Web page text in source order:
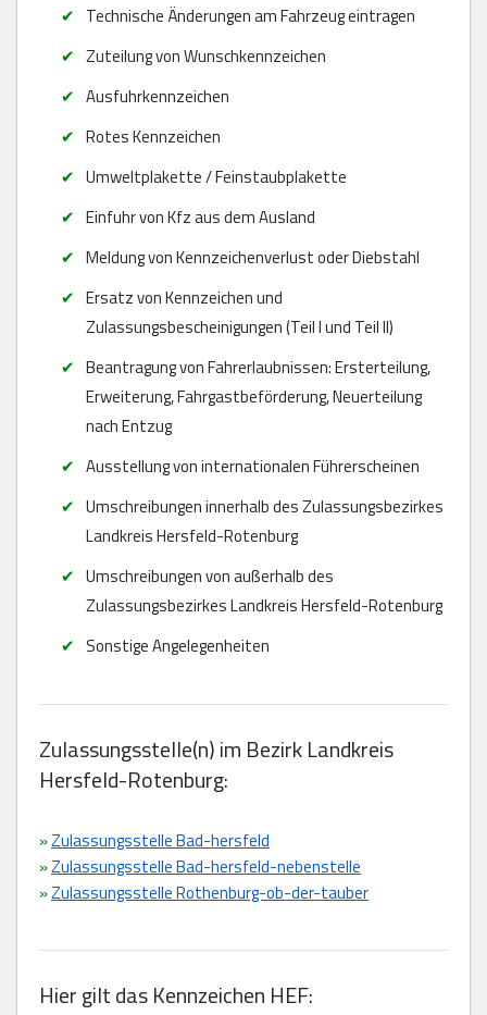
Technische Änderungen am Fahrzeug eintragen
Zuteilung von Wunschkennzeichen
Ausfuhrkennzeichen
Rotes Kennzeichen
Umweltplakette / Feinstaubplakette
Einfuhr von Kfz aus dem Ausland
Meldung von Kennzeichenverlust oder Diebstahl
Ersatz von Kennzeichen und
Zulassungsbescheinigungen (Teil I und Teil II)
Beantragung von Fahrerlaubnissen: Ersterteilung,
Erweiterung, Fahrgastbeförderung, Neuerteilung
nach Entzug
Ausstellung von internationalen Führerscheinen
Umschreibungen innerhalb des Zulassungsbezirkes
Landkreis Hersfeld-Rotenburg
Umschreibungen von außerhalb des
Zulassungsbezirkes Landkreis Hersfeld-Rotenburg
Sonstige Angelegenheiten
Zulassungsstelle(n) im Bezirk Landkreis
Hersfeld-Rotenburg:
»Zulassungsstelle Bad-hersfeld
»Zulassungsstelle Bad-hersfeld-nebenstelle
»Zulassungsstelle Rothenburg-ob-der-tauber
Hier gilt das Kennzeichen HEF: